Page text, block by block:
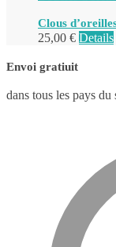
Clous
25,00 € Details
Envoi gratiuit
dans tous les pays du